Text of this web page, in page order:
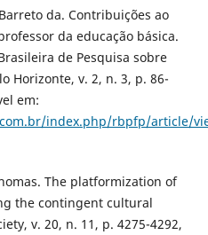
da. Contribuições ao
da educação básica.
de Pesquisa sobre
Horizonte, v. 2, n. 3, p. 86-
em:
index.php/rbpfp/article/
The platformization of
the contingent cultural
v. 20, n. 11, p. 4275-4292,